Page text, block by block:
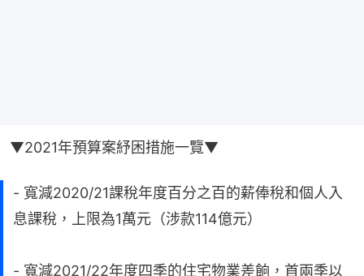
▼2021年預算案紓困措施一覽▼
- 寬減2020/21課稅年度百分之百的薪俸稅和個人入
息課稅，上限為1萬元（涉款114億元）
- 寬減2021/22年度四季的住宅物業差餉，首兩季以